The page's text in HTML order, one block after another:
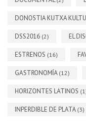
DONOSTIA KUTXA
DSS2016 (2) EL
ESTRENOS (16)
GASTRONOMÍA (12)
HORIZONTES LATINOS
INPERDIBLE DE PLATA (3)